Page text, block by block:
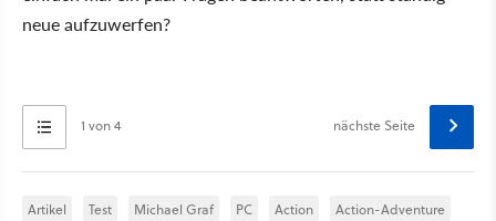
neue aufzuwerfen?
1 von 4 nächste Seite
Artikel Test Michael Graf PC Action Action-Adventure